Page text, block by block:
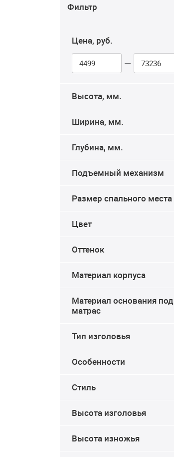
Фильтр
Цена, руб.
Высота, мм.
Ширина, мм.
Глубина, мм.
Подъемный механизм
Размер спального места
Цвет
Оттенок
Материал корпуса
Материал основания под
матрас
Тип изголовья
Особенности
Стиль
Высота изголовья
Высота изножья